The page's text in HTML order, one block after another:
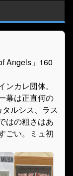
Angels」160
カレ団体。
幕は正直何の
ルシス、ラス
はの粗さはあ
ごい。ミュ初